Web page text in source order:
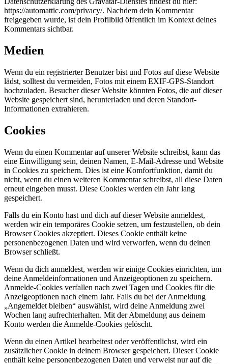
https://automattic.com/privacy/. Nachdem dein Kommentar
freigegeben wurde, ist dein Profilbild öffentlich im Kontext deines
Kommentars sichtbar.
Medien
Wenn du ein registrierter Benutzer bist und Fotos auf diese Website
lädst, solltest du vermeiden, Fotos mit einem EXIF-GPS-Standort
hochzuladen. Besucher dieser Website könnten Fotos, die auf dieser
Website gespeichert sind, herunterladen und deren Standort-
Informationen extrahieren.
Cookies
Wenn du einen Kommentar auf unserer Website schreibst, kann das
eine Einwilligung sein, deinen Namen, E-Mail-Adresse und Website
in Cookies zu speichern. Dies ist eine Komfortfunktion, damit du
nicht, wenn du einen weiteren Kommentar schreibst, all diese Daten
erneut eingeben musst. Diese Cookies werden ein Jahr lang
gespeichert.
Falls du ein Konto hast und dich auf dieser Website anmeldest,
werden wir ein temporäres Cookie setzen, um festzustellen, ob dein
Browser Cookies akzeptiert. Dieses Cookie enthält keine
personenbezogenen Daten und wird verworfen, wenn du deinen
Browser schließt.
Wenn du dich anmeldest, werden wir einige Cookies einrichten, um
deine Anmeldeinformationen und Anzeigeoptionen zu speichern.
Anmelde-Cookies verfallen nach zwei Tagen und Cookies für die
Anzeigeoptionen nach einem Jahr. Falls du bei der Anmeldung
„Angemeldet bleiben“ auswählst, wird deine Anmeldung zwei
Wochen lang aufrechterhalten. Mit der Abmeldung aus deinem
Konto werden die Anmelde-Cookies gelöscht.
Wenn du einen Artikel bearbeitest oder veröffentlichst, wird ein
zusätzlicher Cookie in deinem Browser gespeichert. Dieser Cookie
enthält keine personenbezogenen Daten und verweist nur auf die